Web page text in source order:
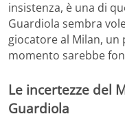
insistenza, è una di
Guardiola sembra
giocatore al Milan,
momento sarebbe
Le incertezze del
Guardiola